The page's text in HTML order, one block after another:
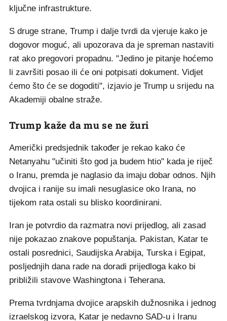
ključne infrastrukture.
S druge strane, Trump i dalje tvrdi da vjeruje kako je
dogovor moguć, ali upozorava da je spreman nastaviti
rat ako pregovori propadnu. "Jedino je pitanje hoćemo
li završiti posao ili će oni potpisati dokument. Vidjet
ćemo što će se dogoditi", izjavio je Trump u srijedu na
Akademiji obalne straže.
Trump kaže da mu se ne žuri
Američki predsjednik također je rekao kako će
Netanyahu "učiniti što god ja budem htio" kada je riječ
o Iranu, premda je naglasio da imaju dobar odnos. Njih
dvojica i ranije su imali nesuglasice oko Irana, no
tijekom rata ostali su blisko koordinirani.
Iran je potvrdio da razmatra novi prijedlog, ali zasad
nije pokazao znakove popuštanja. Pakistan, Katar te
ostali posrednici, Saudijska Arabija, Turska i Egipat,
posljednjih dana rade na doradi prijedloga kako bi
približili stavove Washingtona i Teherana.
Prema tvrdnjama dvojice arapskih dužnosnika i jednog
izraelskog izvora, Katar je nedavno SAD-u i Iranu